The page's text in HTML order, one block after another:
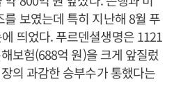
보였는데 특히 지난해 8월 푸
띄었다. 푸르덴셜생명은 1121
보험(688억 원)을 크게 앞질렀
의 과감한 승부수가 통했다는